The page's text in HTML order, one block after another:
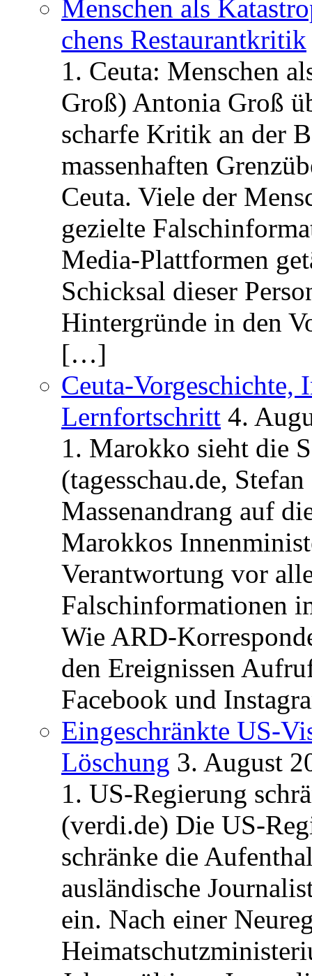
Menschen als
chens Restau­rant­kritik
1. Ceuta: Menschen
Groß) Antonia Groß
scharfe Kritik an der
massenhaften
Ceuta. Viele der
gezielte
Media-Plattformen
Schicksal dieser
Hintergründe in den
[…]
Ceuta-Vorgeschichte,
Lernfortschritt 4.
1. Marokko sieht die
(tagesschau.de,
Massenandrang auf
Marokkos
Verantwortung vor
Falschinformationen
Wie ARD-
den Ereignissen
Facebook und
Eingeschränkte US-
Löschung 3. August
1. US-Regierung
(verdi.de) Die US-
schränke die
ausländische
ein. Nach einer